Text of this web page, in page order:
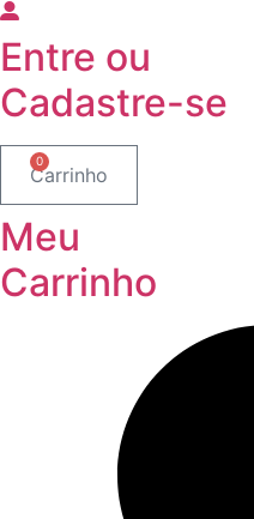
Entre ou
Cadastre-se
0
Carrinho
Meu
Carrinho